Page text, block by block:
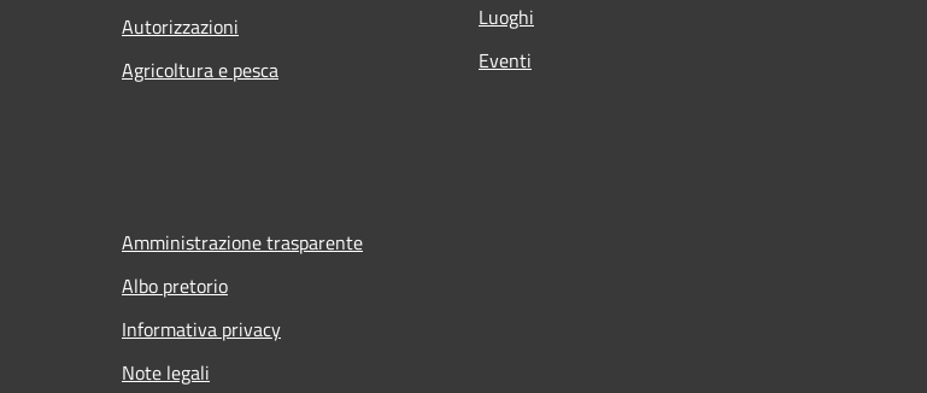
Autorizzazioni
Agricoltura e pesca
Luoghi
Eventi
Amministrazione trasparente
Albo pretorio
Informativa privacy
Note legali